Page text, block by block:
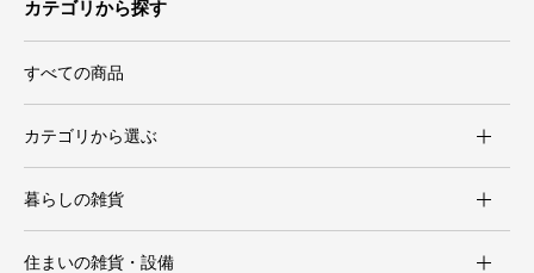
カテゴリから探す
すべての商品
カテゴリから選ぶ
暮らしの雑貨
住まいの雑貨・設備